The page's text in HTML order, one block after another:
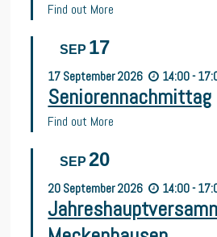
Find out More
SEP 17
17 September2026 14:00 -
Seniorennachmittag
Find out More
SEP 20
20 September2026 14:00 -